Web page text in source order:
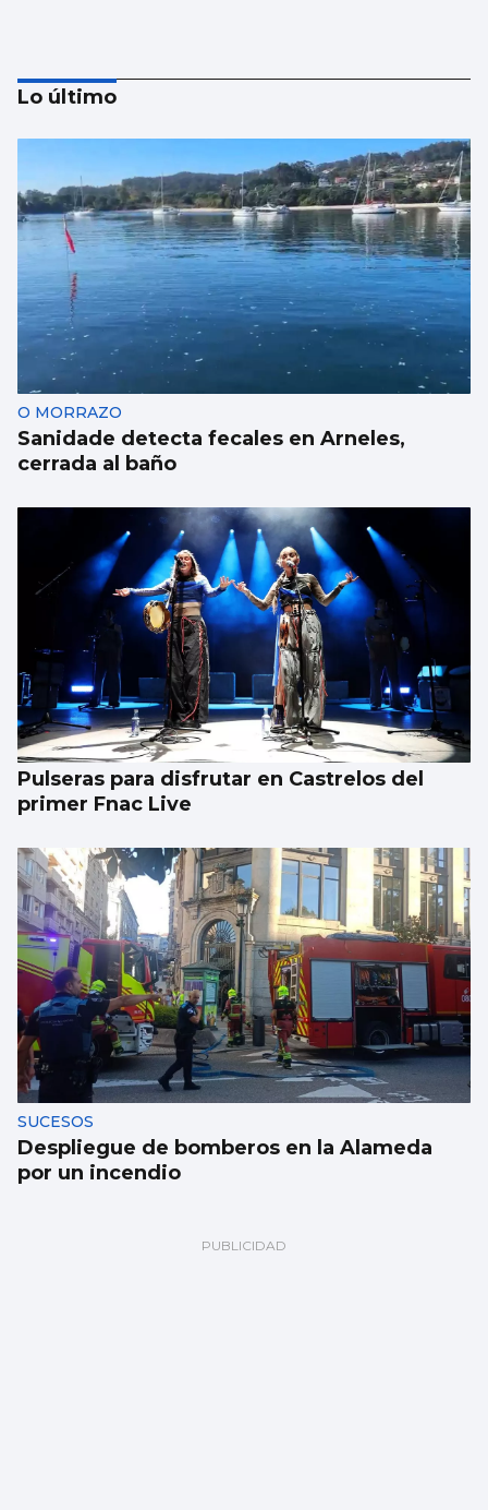
El Vaticano cerró el año 2025 con un
patrimonio neto de 2.686 millones
Lo último
O MORRAZO
Sanidade detecta fecales en Arneles,
cerrada al baño
Pulseras para disfrutar en Castrelos del
primer Fnac Live
SUCESOS
Despliegue de bomberos en la Alameda
por un incendio